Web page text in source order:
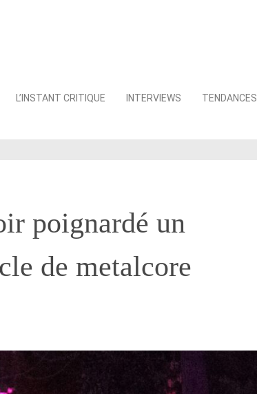
L’INSTANT CRITIQUE INTERVIEWS TENDANCES
poignardé un
de metalcore